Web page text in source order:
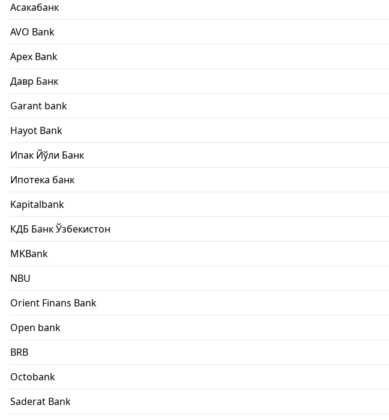
Асакабанк
AVO Bank
Apex Bank
Давр Банк
Garant bank
Hayot Bank
Ипак Йўли Банк
Ипотека банк
Kapitalbank
КДБ Банк Ўзбекистон
MKBank
NBU
Orient Finans Bank
Open bank
BRB
Octobank
Saderat Bank